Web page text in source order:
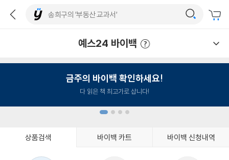
예스24 바이백
금주의 바이백 확인하세요!
다 읽은 책 최고가로 삽니다!
상품검색 바이백 카트 바이백 신청내역